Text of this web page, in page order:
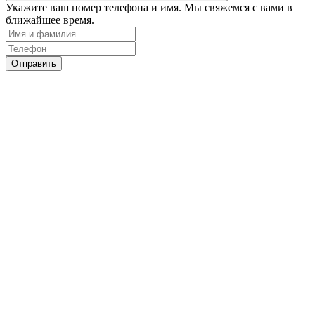
Укажите ваш номер телефона и имя. Мы свяжемся с вами в
ближайшее время.
Отправить